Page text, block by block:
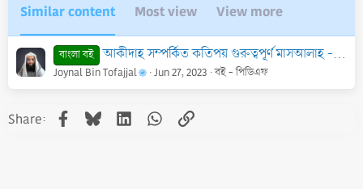
Similar content Most view View more
বাংলা বই আকীদাহ সম্পর্কিত কতিপয় গুরুত্বপূর্ণ মাসআলাহ - PDF
Joynal Bin Tofajjal Jun 27, 2023 বই - পিডিএফ
Share: Facebook
BlueskyLinkedInWhatsApp
Link